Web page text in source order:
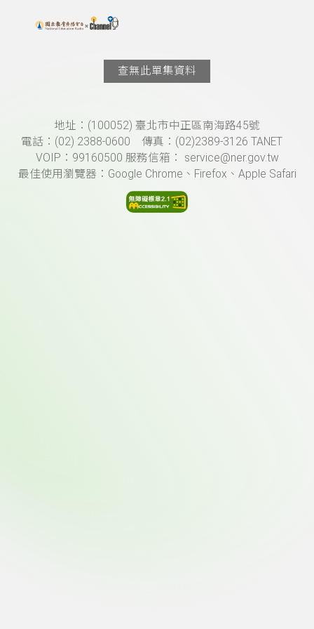
上方功能區塊
搜尋關鍵字：可輸入節目名稱、主持人或關鍵字
查無此單集資料
頁尾資訊地址：(100052) 臺北市中正區南海路45號
電話：(02) 2388-0600 傳真：(02)2389-3126 TANET
VOIP：99160500 服務信箱： service@ner.gov.tw
最佳使用瀏覽器：Google Chrome、Firefox、Apple Safari